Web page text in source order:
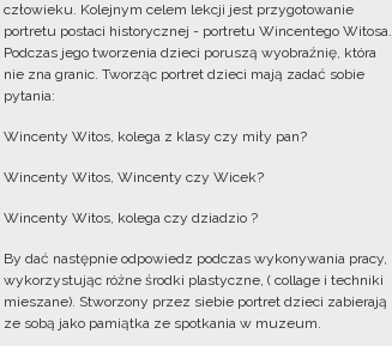
człowieku. Kolejnym celem lekcji jest przygotowanie
portretu postaci historycznej - portretu Wincentego Witosa.
Podczas jego tworzenia dzieci poruszą wyobraźnię, która
nie zna granic. Tworząc portret dzieci mają zadać sobie
pytania:
Wincenty Witos, kolega z klasy czy miły pan?
Wincenty Witos, Wincenty czy Wicek?
Wincenty Witos, kolega czy dziadzio ?
By dać następnie odpowiedz podczas wykonywania pracy,
wykorzystując różne środki plastyczne, ( collage i techniki
mieszane). Stworzony przez siebie portret dzieci zabierają
ze sobą jako pamiątka ze spotkania w muzeum.